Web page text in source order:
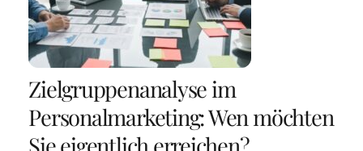
Zielgruppenanalyse im
Personalmarketing: Wen möchten